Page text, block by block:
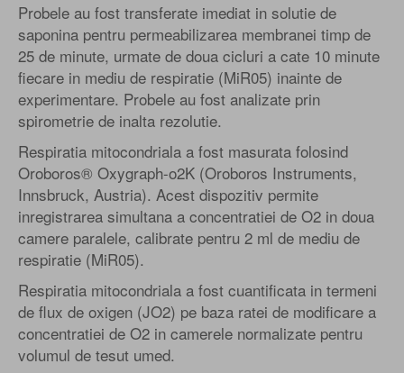
Probele au fost transferate imediat in solutie de
saponina pentru permeabilizarea membranei timp de
25 de minute, urmate de doua cicluri a cate 10 minute
fiecare in mediu de respiratie (MiR05) inainte de
experimentare. Probele au fost analizate prin
spirometrie de inalta rezolutie.
Respiratia mitocondriala a fost masurata folosind
Oroboros® Oxygraph-o2K (Oroboros Instruments,
Innsbruck, Austria). Acest dispozitiv permite
inregistrarea simultana a concentratiei de O2 in doua
camere paralele, calibrate pentru 2 ml de mediu de
respiratie (MiR05).
Respiratia mitocondriala a fost cuantificata in termeni
de flux de oxigen (JO2) pe baza ratei de modificare a
concentratiei de O2 in camerele normalizate pentru
volumul de tesut umed.